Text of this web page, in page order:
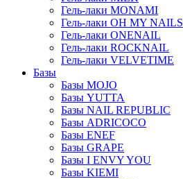
Гель-лаки MONAMI
Гель-лаки OH MY NAILS
Гель-лаки ONENAIL
Гель-лаки ROCKNAIL
Гель-лаки VELVETIME
Базы
Базы MOJO
Базы YUTTA
Базы NAIL REPUBLIC
Базы ADRICOCO
Базы ENEF
Базы GRAPE
Базы I ENVY YOU
Базы KIEMI